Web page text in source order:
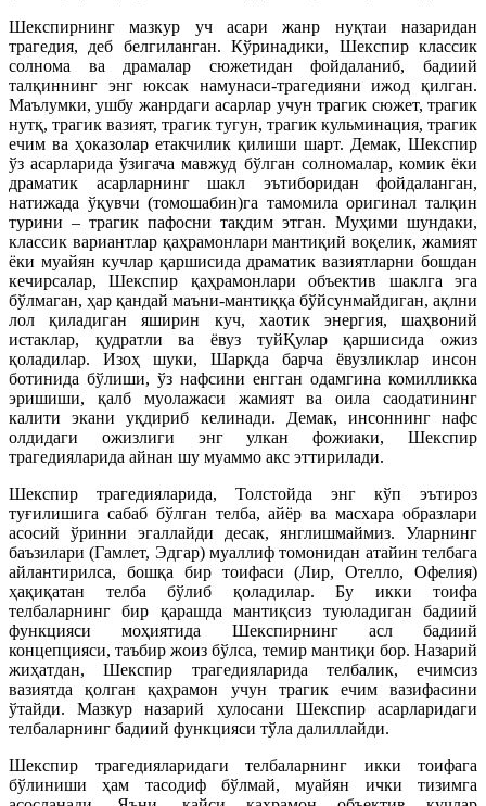
Шекспирнинг мазкур уч асари жанр нуқтаи назаридан
трагедия, деб белгиланган. Кўринадики, Шекспир классик
солнома ва драмалар сюжетидан фойдаланиб, бадиий
талқиннинг энг юксак намунаси-трагедияни ижод қилган.
Маълумки, ушбу жанрдаги асарлар учун трагик сюжет, трагик
нутқ, трагик вазият, трагик тугун, трагик кульминация, трагик
ечим ва ҳоказолар етакчилик қилиши шарт. Демак, Шекспир
ўз асарларида ўзигача мавжуд бўлган солномалар, комик ёки
драматик асарларнинг шакл эътиборидан фойдаланган,
натижада ўқувчи (томошабин)га тамомила оригинал талқин
турини – трагик пафосни тақдим этган. Муҳими шундаки,
классик вариантлар қаҳрамонлари мантиқий воқелик, жамият
ёки муайян кучлар қаршисида драматик вазиятларни бошдан
кечирсалар, Шекспир қаҳрамонлари объектив шаклга эга
бўлмаган, ҳар қандай маъни-мантиққа бўйсунмайдиган, ақлни
лол қиладиган яширин куч, хаотик энергия, шаҳвоний
истаклар, қудратли ва ёвуз туйҚулар қаршисида ожиз
қоладилар. Изоҳ шуки, Шарқда барча ёвузликлар инсон
ботинида бўлиши, ўз нафсини енгган одамгина комилликка
эришиши, қалб муолажаси жамият ва оила саодатининг
калити экани уқдириб келинади. Демак, инсоннинг нафс
олдидаги ожизлиги энг улкан фожиаки, Шекспир
трагедияларида айнан шу муаммо акс эттирилади.
Шекспир трагедияларида, Толстойда энг кўп эътироз
туғилишига сабаб бўлган телба, айёр ва масхара образлари
асосий ўринни эгаллайди десак, янглишмаймиз. Уларнинг
баъзилари (Гамлет, Эдгар) муаллиф томонидан атайин телбага
айлантирилса, бошқа бир тоифаси (Лир, Отелло, Офелия)
ҳақиқатан телба бўлиб қоладилар. Бу икки тоифа
телбаларнинг бир қарашда мантиқсиз туюладиган бадиий
функцияси моҳиятида Шекспирнинг асл бадиий
концепцияси, таъбир жоиз бўлса, темир мантиқи бор. Назарий
жиҳатдан, Шекспир трагедияларида телбалик, ечимсиз
вазиятда қолган қаҳрамон учун трагик ечим вазифасини
ўтайди. Мазкур назарий хулосани Шекспир асарларидаги
телбаларнинг бадиий функцияси тўла далиллайди.
Шекспир трагедияларидаги телбаларнинг икки тоифага
бўлиниши ҳам тасодиф бўлмай, муайян ички тизимга